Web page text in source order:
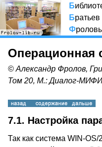
Б
Братьев
Ф
Операционная
© Александр Фролов,
Том 20, М.: Диалог-
7.1. Настройка
Так как система WIN-OS/